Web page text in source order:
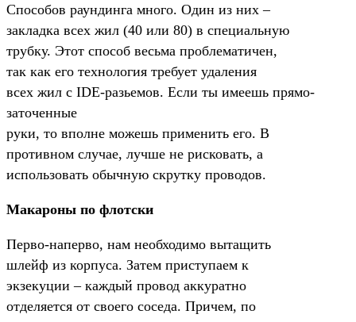
Способов раундинга много. Один из них –
закладка всех жил (40 или 80) в специальную
трубку. Этот способ весьма проблематичен,
так как его технология требует удаления
всех жил с IDE-разьемов. Если ты имеешь прямо-
заточенные
руки, то вполне можешь применить его. В
противном случае, лучше не рисковать, а
использовать обычную скрутку проводов.
Макароны по флотски
Перво-наперво, нам необходимо вытащить
шлейф из корпуса. Затем приступаем к
экзекуции – каждый провод аккуратно
отделяется от своего соседа. Причем, по